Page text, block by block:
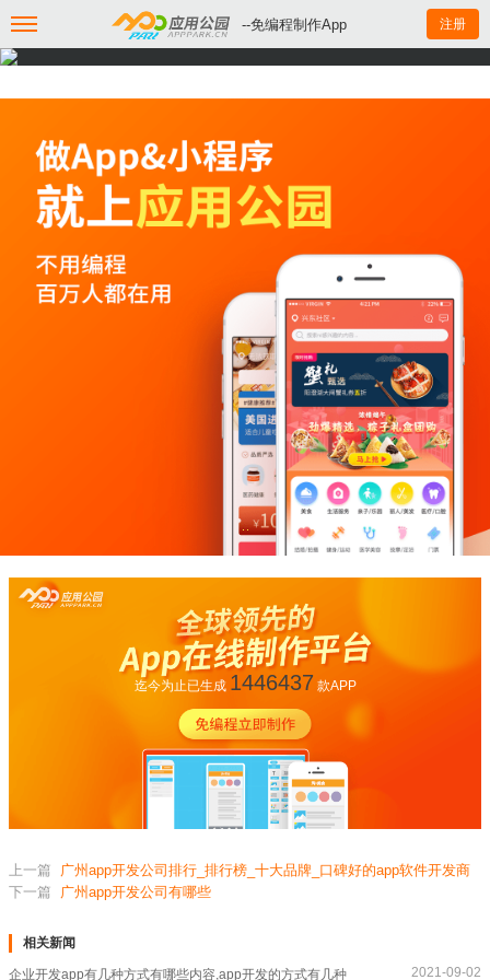
--免编程制作App 注册
迄今为止已生成 1446437 款APP
上一篇
广州app开发公司排行_排行榜_十大品牌_口碑好的app软件开发商
下一篇
广州app开发公司有哪些
相关新闻
企业开发app有几种方式有哪些内容,app开发的方式有几种 2021-09-02